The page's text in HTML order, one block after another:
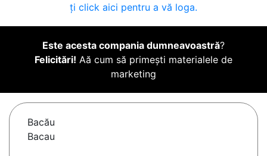
ți click aici pentru a vă loga.
Este acesta compania dumneavoastră?
Felicitări! Aă cum să primești materialele de
marketing
Bacău
Bacau